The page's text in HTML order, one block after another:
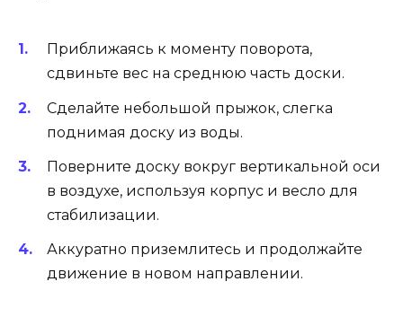
Приближаясь к моменту поворота,
сдвиньте вес на среднюю часть доски.
Сделайте небольшой прыжок, слегка
поднимая доску из воды.
Поверните доску вокруг вертикальной оси
в воздухе, используя корпус и весло для
стабилизации.
Аккуратно приземлитесь и продолжайте
движение в новом направлении.